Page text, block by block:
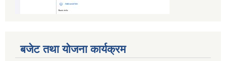
बजेट तथा योजना कार्यक्रम